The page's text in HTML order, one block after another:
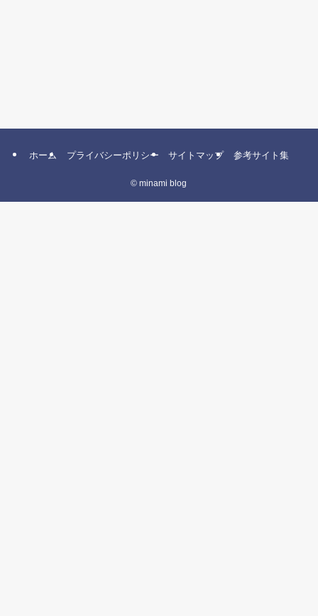
ホーム プライバシーポリシー サイトマップ 参考サイト集
© minami blog